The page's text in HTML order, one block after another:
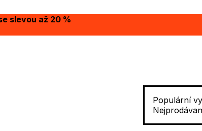
slevou až 20 %
Populární